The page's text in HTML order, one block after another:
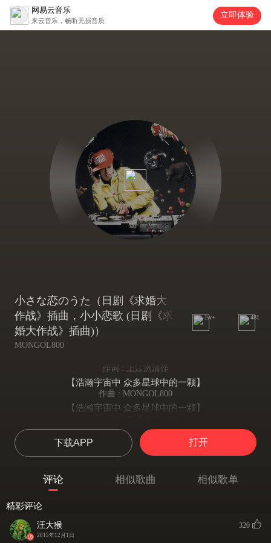
网易云音乐
来云音乐，畅听无损音质
立即体验
小さな恋のうた（日剧《求婚大
作战》插曲，小小恋歌 (日剧《求
婚大作战》插曲)）
MONGOL800
1w+ 481
作词 : 上江洌清作
【浩瀚宇宙中 众多星球中的一颗】
作曲 : MONGOL800
【浩瀚宇宙中 众多星球中的一颗】
【浩瀚宇宙中 众多星球中的一颗】
青い地球の 広い世界で
【蓝色地球上 广阔的世界里】
【将小小的爱恋 传递到】
下载APP 打开
评论 相似歌曲 相似歌单
精彩评论
汪大猴
2015年12月1日
320